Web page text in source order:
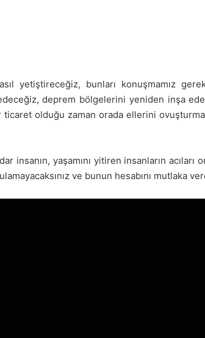
yetiştireceğiz, bunları konuşmamız
deprem bölgelerini yeniden inşa
olduğu zaman orada ellerini
insanın, yaşamını yitiren insanların
ve bunun hesabını mutlaka